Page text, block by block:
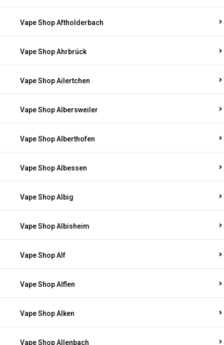
Vape Shop Aftholderbach
Vape Shop Ahrbrück
Vape Shop Ailertchen
Vape Shop Albersweiler
Vape Shop Alberthofen
Vape Shop Albessen
Vape Shop Albig
Vape Shop Albisheim
Vape Shop Alf
Vape Shop Alflen
Vape Shop Alken
Vape Shop Allenbach